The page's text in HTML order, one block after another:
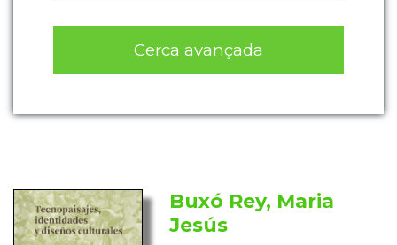
Cerca avançada
Buxó Rey, Maria
Jesús